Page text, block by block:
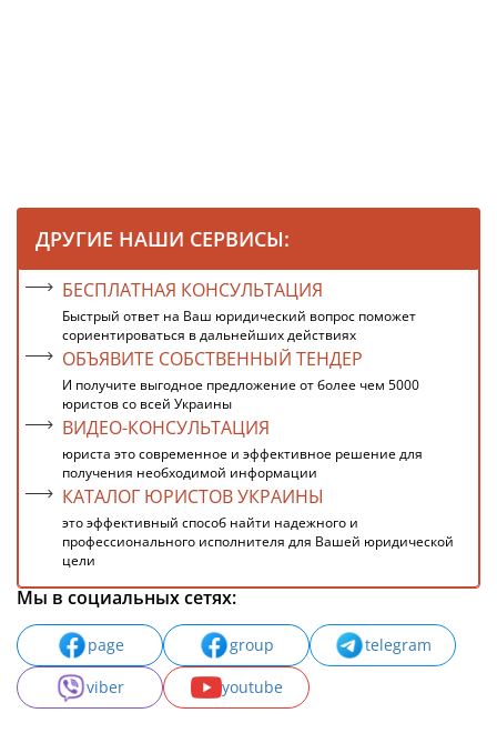
ДРУГИЕ НАШИ СЕРВИСЫ:
БЕСПЛАТНАЯ КОНСУЛЬТАЦИЯ
Быстрый ответ на Ваш юридический вопрос поможет
сориентироваться в дальнейших действиях
ОБЪЯВИТЕ СОБСТВЕННЫЙ ТЕНДЕР
И получите выгодное предложение от более чем 5000
юристов со всей Украины
ВИДЕО-КОНСУЛЬТАЦИЯ
юриста это современное и эффективное решение для
получения необходимой информации
КАТАЛОГ ЮРИСТОВ УКРАИНЫ
это эффективный способ найти надежного и
профессионального исполнителя для Вашей юридической
цели
Мы в социальных сетях:
page group
telegram
viber
youtube